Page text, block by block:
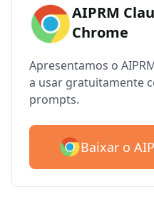
AIPRM
Chrome
Apresentamos o
a usar gratuitamente
prompts.
Baixar o